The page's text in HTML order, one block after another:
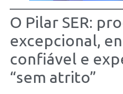
O Pilar SER:
excepcional,
confiável e
“sem atrito”